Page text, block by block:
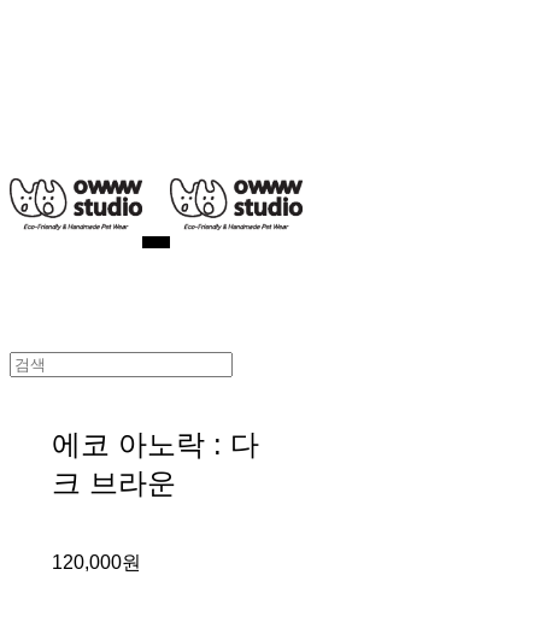
에코 아노락 : 다
크 브라운
120,000원